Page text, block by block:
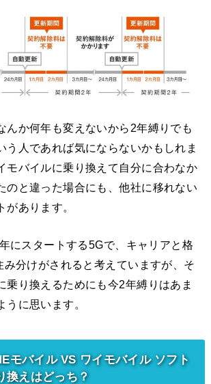
んか何年も変えないから2年縛りでも
う人であれば気にならないかもしれま
モバイルに乗り換えて自分に合わなか
のと違った場合にも、他社に移れない
があります。
にスタートする5Gで、キャリアと格
み分けがされると考えていますが、そ
乗り換えるためにも今2年縛りはあま
うに思います。
モバイル VS ワイモバイル ソフト
換えはどっち？